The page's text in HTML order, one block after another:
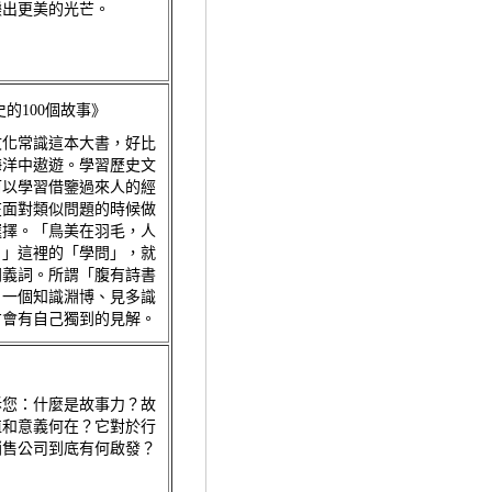
更美的光芒。
的100個故事》
常識這本大書，好比
中遨遊。學習歷史文
學習借鑒過來人的經
對類似問題的時候做
。「鳥美在羽毛，人
這裡的「學問」，就
詞。所謂「腹有詩書
個知識淵博、見多識
有自己獨到的見解。
：什麼是故事力？故
意義何在？它對於行
公司到底有何啟發？